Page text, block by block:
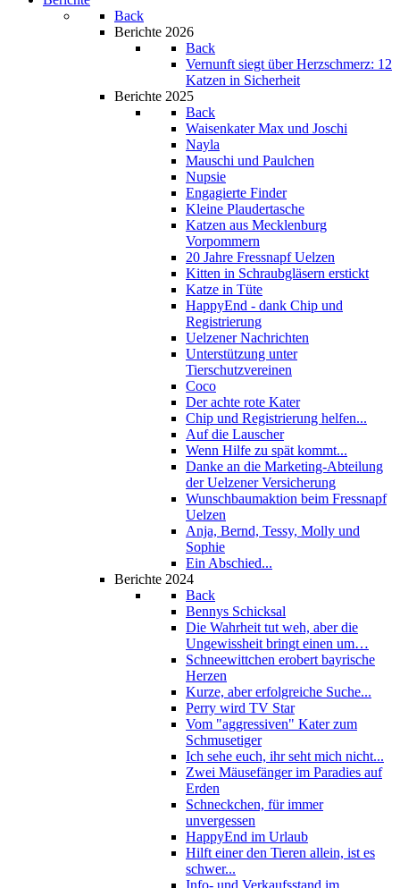
Back
Berichte 2026
Back
Vernunft siegt über Herzschmerz: 12
Katzen in Sicherheit
Berichte 2025
Back
Waisenkater Max und Joschi
Nayla
Mauschi und Paulchen
Nupsie
Engagierte Finder
Kleine Plaudertasche
Katzen aus Mecklenburg
Vorpommern
20 Jahre Fressnapf Uelzen
Kitten in Schraubgläsern erstickt
Katze in Tüte
HappyEnd - dank Chip und
Registrierung
Uelzener Nachrichten
Unterstützung unter
Tierschutzvereinen
Coco
Der achte rote Kater
Chip und Registrierung helfen...
Auf die Lauscher
Wenn Hilfe zu spät kommt...
Danke an die Marketing-Abteilung
der Uelzener Versicherung
Wunschbaumaktion beim Fressnapf
Uelzen
Anja, Bernd, Tessy, Molly und
Sophie
Ein Abschied...
Berichte 2024
Back
Bennys Schicksal
Die Wahrheit tut weh, aber die
Ungewissheit bringt einen um…
Schneewittchen erobert bayrische
Herzen
Kurze, aber erfolgreiche Suche...
Perry wird TV Star
Vom "aggressiven" Kater zum
Schmusetiger
Ich sehe euch, ihr seht mich nicht...
Zwei Mäusefänger im Paradies auf
Erden
Schneckchen, für immer
unvergessen
HappyEnd im Urlaub
Hilft einer den Tieren allein, ist es
schwer...
Info- und Verkaufsstand im